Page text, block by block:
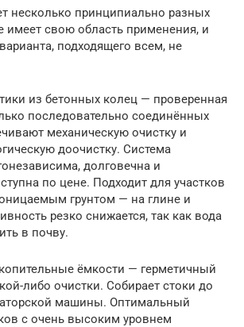
несколько принципиально разных
имеет свою область применения, и
подходящего всем, не
из бетонных колец — проверенная
последовательно соединённых
механическую очистку и
доочистку. Система
долговечна и
по цене. Подходит для участков
грунтом — на глине и
резко снижается, так как вода
в почву.
ёмкости — герметичный
либо очистки. Собирает стоки до
машины. Оптимальный
с очень высоким уровнем